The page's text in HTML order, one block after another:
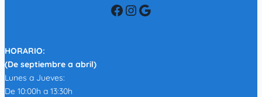
Facebook InstagramGoogle
HORARIO:
(De septiembre a abril)
Lunes a Jueves:
De 10:00h a 13:30h